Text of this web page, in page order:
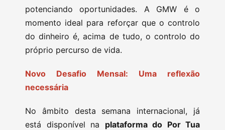
potenciando oportunidades. A GMW é o
momento ideal para reforçar que o controlo
do dinheiro é, acima de tudo, o controlo do
próprio percurso de vida.
Novo Desafio Mensal: Uma reflexão
necessária
No âmbito desta semana internacional, já
está disponível na plataforma do Por Tua